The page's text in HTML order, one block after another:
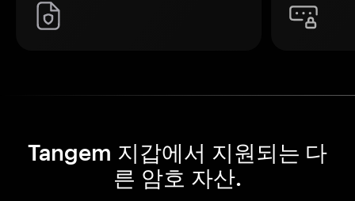
Tangem 지갑에서 지원되는 다
른 암호 자산.